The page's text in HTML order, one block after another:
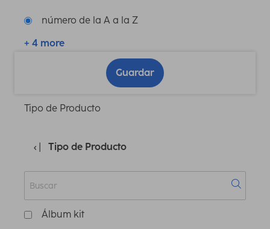
número de la A a la Z
+ 4 more
Guardar
Tipo de Producto
Tipo de Producto
Álbum kit